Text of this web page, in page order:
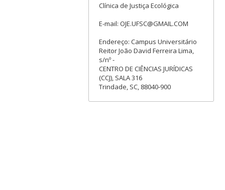
Clínica de Justiça Ecológica
E-mail: OJE.UFSC@GMAIL.COM
Endereço: Campus Universitário
Reitor João David Ferreira Lima,
s/nº -
CENTRO DE CIÊNCIAS JURÍDICAS
(CCJ), SALA 316
Trindade, SC, 88040-900